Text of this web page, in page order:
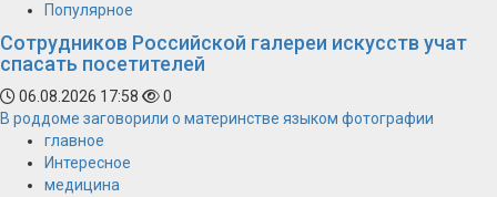
Популярное
Сотрудников Российской галереи искусств учат
спасать посетителей
06.08.2026 17:58
0
В роддоме заговорили о материнстве языком фотографии
главное
Интересное
медицина